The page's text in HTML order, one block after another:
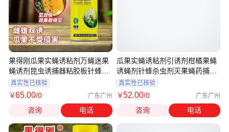
果得刚瓜果实蝇诱粘剂万蝇迷果
蝇诱剂昆虫诱捕器粘胶板针蜂引
诱剂
真实性已核验
￥65.00/0 广东广州
咨询 电话
瓜果实蝇诱粘剂引诱剂柑橘果蝇
诱蝇剂针蜂杀虫剂灭果蝇药捕蝇
快手
真实性已核验
￥52.00/0 广东广州
咨询 电话